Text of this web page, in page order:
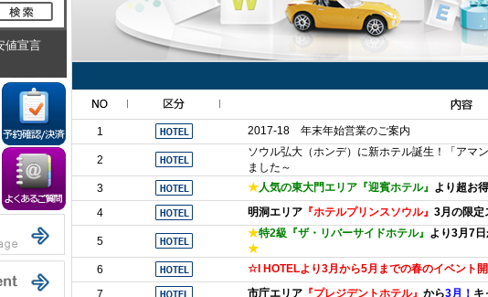
値宣言
1 2017-18 年末年始営業のご案内
2
ソウル弘大（ホンデ）に新ホテル誕生！「アマ
ました～
3
★人気の東大門エリア『迎賓ホテル』 より超お
4
明洞エリア 『ホテルプリンスソウル』 3月の限定
5
★特2級『ザ・リバーサイドホテル』 より3月7
★
6
☆I HOTELより3月から5月までの春のイベント
7
市庁エリア 『プレジデントホテル』 から3月！ キ